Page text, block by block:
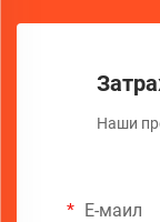
Наши
Е-маил